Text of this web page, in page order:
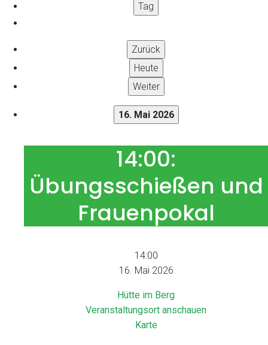
Tag
Zurück
Heute
Weiter
16. Mai 2026
14:00:
Übungsschießen
und
14:00:
Übungsschießen und
Frauenpokal
14:00
16. Mai 2026
Hütte im Berg
Veranstaltungsort anschauen
KarteHütte